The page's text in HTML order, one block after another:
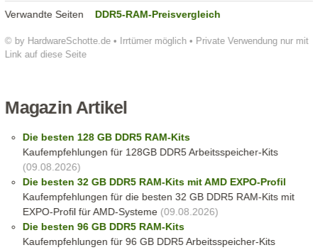
© by HardwareSchotte.de • Irrtümer möglich • Private Verwendung nur mit
Link auf diese Seite
Verwandte Seiten DDR5-RAM-Preisvergleich
Magazin Artikel
Die besten 128 GB DDR5 RAM-Kits
Kaufempfehlungen für 128GB DDR5 Arbeitsspeicher-Kits
(09.08.2026)
Die besten 32 GB DDR5 RAM-Kits mit AMD EXPO-Profil
Kaufempfehlungen für die besten 32 GB DDR5 RAM-Kits mit
EXPO-Profil für AMD-Systeme (09.08.2026)
Die besten 96 GB DDR5 RAM-Kits
Kaufempfehlungen für 96 GB DDR5 Arbeitsspeicher-Kits